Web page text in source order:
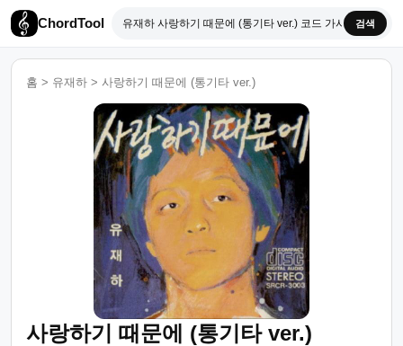
ChordTool 검색
홈 > 유재하 > 사랑하기 때문에 (통기타 ver.)
사랑하기 때문에 (통기타 ver.)